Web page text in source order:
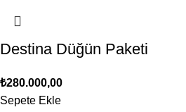
Destina Düğün Paketi
₺280.000,00
Sepete Ekle